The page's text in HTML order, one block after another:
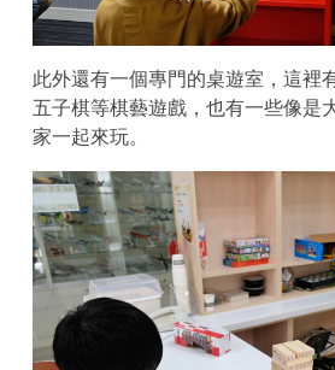
此外還有一個專門的桌遊室，這裡
五子棋等棋藝遊戲，也有一些像是
家一起來玩。